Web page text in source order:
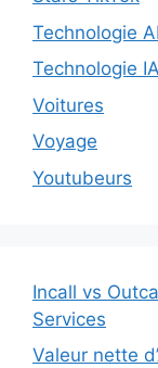
Technologie AI
Technologie IA
Voitures
Voyage
Youtubeurs
Incall vs
Services
Valeur nette